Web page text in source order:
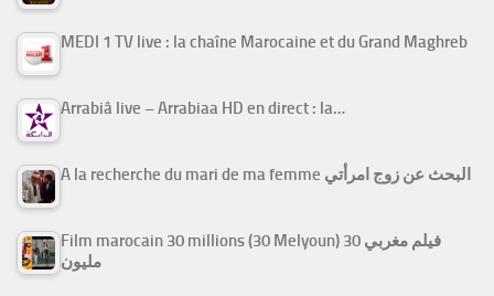
MEDI 1 TV live : la chaîne Marocaine et du Grand Maghreb
Arrabiâ live – Arrabiaa HD en direct : la…
A la recherche du mari de ma femme البحث عن زوج امرأتي
Film marocain 30 millions (30 Melyoun) فيلم مغربي 30
مليون